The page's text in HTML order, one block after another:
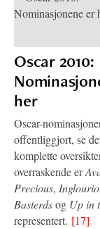
Oscar 2010:
her
Oscar-
offentliggjort, se
komplette
overraskende er
Precious,
Basterdsog Up in
representert. [17]